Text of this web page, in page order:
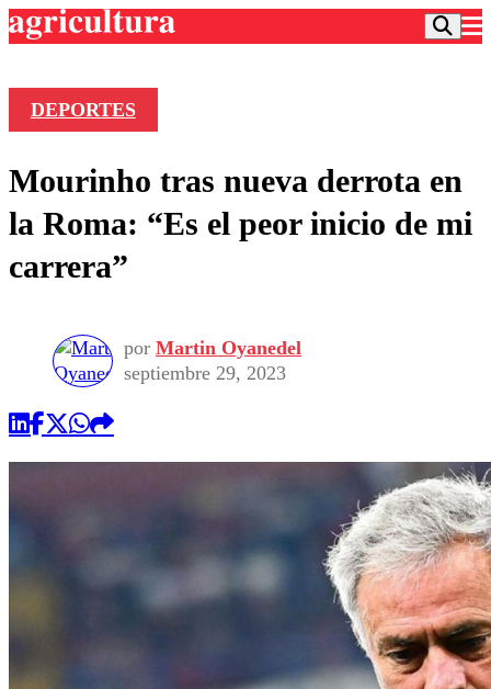
Frecuencias
Agricultura TV
Deportes
Otros Deportes
Seleccion Chilena
Torneo Internacional
Entretención
Dato Practico
Economía
Internacional
Publicaciones en medios
Opinión
DEPORTES
Mourinho tras nueva derrota en
la Roma: “Es el peor inicio de mi
carrera”
por Martin Oyanedel
septiembre 29, 2023